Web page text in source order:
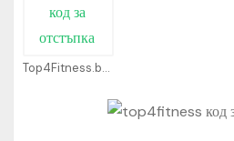
Top4Fitness.bg Coupons